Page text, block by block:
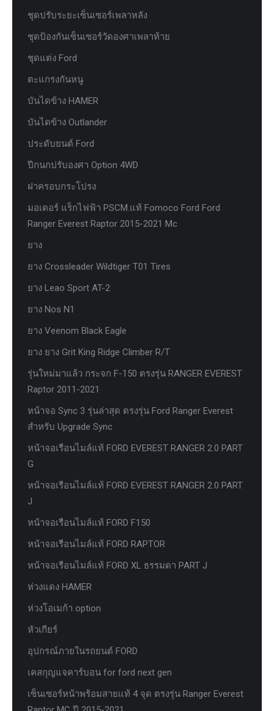
ชุดปรับระยะเซ็นเซอร์เพลาหลัง
ชุดป้องกันเซ็นเซอร์วัดองศาเพลาท้าย
ชุดแต่ง Ford
ตะแกรงกันหนู
บันไดข้าง HAMER
บันไดข้าง Outlander
ประดับยนต์ Ford
ปีกนกปรับองศา Option 4WD
ฝาครอบกระโปรง
มอเตอร์ แร็กไฟฟ้า PSCM.แท้ Fomoco Ford Ford
Ranger Everest Raptor 2015-2021 Mc
ยาง
ยาง Crossleader Wildtiger T01 Tires
ยาง Leao Sport AT-2
ยาง Nos N1
ยาง Veenom Black Eagle
ยาง ยาง Grit King Ridge Climber R/T
รุ่นใหม่มาแล้ว กระจก F-150 ตรงรุ่น RANGER EVEREST
Raptor 2011-2021
หน้าจอ Sync 3 รุ่นล่าสุด ตรงรุ่น Ford Ranger Everest
สำหรับ Upgrade Sync
หน้าจอเรือนไมล์แท้ FORD EVEREST RANGER 2.0 PART
G
หน้าจอเรือนไมล์แท้ FORD EVEREST RANGER 2.0 PART
J
หน้าจอเรือนไมล์แท้ FORD F150
หน้าจอเรือนไมล์แท้ FORD RAPTOR
หน้าจอเรือนไมล์แท้ FORD XL ธรรมดา PART J
ห่วงแดง HAMER
ห่วงโอเมก้า option
หัวเกียร์
อุปกรณ์ภายในรถยนต์ FORD
เคสกุญแจคาร์บอน for ford next gen
เซ็นเซอร์หน้าพร้อมสายแท้ 4 จุด ตรงรุ่น Ranger Everest